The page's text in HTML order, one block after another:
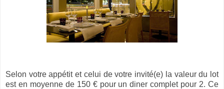
Selon votre appétit et celui de votre invité(e) la valeur du lot
est en moyenne de 150 € pour un diner complet pour 2. Ce